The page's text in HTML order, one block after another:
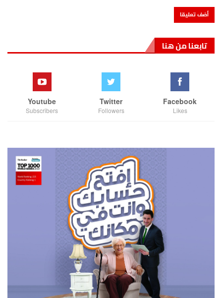
تابعنا من هنا
Facebook
Likes
Twitter
Followers
Youtube
Subscribers